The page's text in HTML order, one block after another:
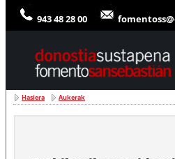
943 48 28 00
Hasiera Aukerak